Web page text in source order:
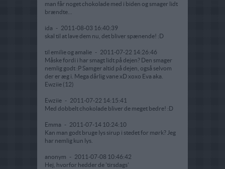
man får noget chokolade med i biden og smager lidt
brændte...
ida - 2011-08-03 16:40:39
skal til at lave dem nu, det bliver spænende! :D
til emilie og amalie - 2011-07-22 14:26:46
Måske fordi i har smagt lidt på dejen? Den smager
nemlig godt :P Samger altid på dejen, også selvom
der er æg i. Mega dårlig vane xD xoxo Eva aka.
Ewziie (12)
Ewziie - 2011-07-22 14:15:41
Med dobbelt chokolade bliver de meget bedre! :D
Emma - 2011-07-14 10:24:10
Kan man godt bruge lys sirup i stedet for mørk? Jeg
har nemlig kun lys.
anonym - 2011-07-08 10:46:42
Hej, hvorfor hedder de 'tirsdags'